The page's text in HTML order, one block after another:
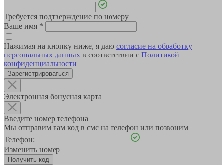
Требуется подтверждение по номеру
Ваше имя *
Нажимая на кнопку ниже, я даю согласие на обработку
персональных данных в соответствии с Политикой
конфиденциальности
Зарегистрироваться
Электронная бонусная карта
Введите номер телефона
Мы отправим вам код в смс на телефон или позвоним
Телефон:
Изменить номер